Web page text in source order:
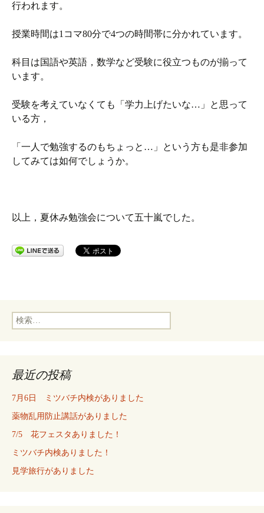
行われます。
授業時間は1コマ80分で4つの時間帯に分かれています。
科目は国語や英語，数学など受験に役立つものが揃って
います。
受験を考えていなくても「学力上げたいな…」と思って
いる方，
「一人で勉強するのもちょっと…」という方も是非参加
してみては如何でしょうか。
以上，夏休み勉強会について五十嵐でした。
検
索:
最近の投稿
7月6日 ミツバチ内検がありました
薬物乱用防止講話がありました
7/5 花フェスタありました！
ミツバチ内検ありました！
見学旅行がありました